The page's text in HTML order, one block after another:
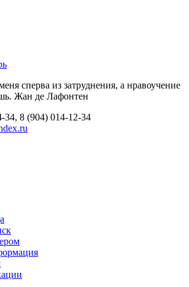
сперва из затруднения, а нравоучение
Жан де Лафонтен
34, 8 (904) 014-12-34